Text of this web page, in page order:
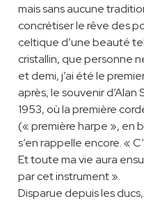
mais sans aucune
concrétiser le rêve des
celtique d’une beauté
cristallin, que personne
et demi, j’ai été le
après, le souvenir
1953, où la première
(« première harpe », en
s’en rappelle encore. «
Et toute ma vie aura
par cet instrument ».
Disparue depuis les